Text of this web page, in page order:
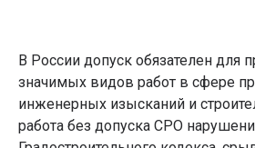
В России допуск обязателен для
значимых видов работ в сфере
инженерных изысканий и
работа без допуска СРО